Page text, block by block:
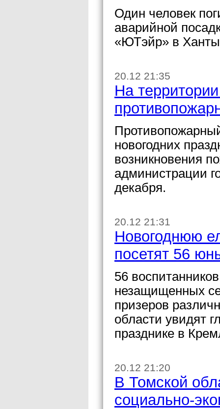
Один человек
аварийной
«ЮТэйр» в
20.12 21:35
На
новогодних
возникновения
администрации
декабря.
20.12 21:31
Новогоднюю
посетят 56
56
незащищенных
призеров
области увидят
празднике в
20.12 21:20
В Томской
социально-